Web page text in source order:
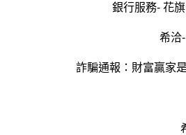
銀行服務- 花
希洽
詐騙通報：財富贏家